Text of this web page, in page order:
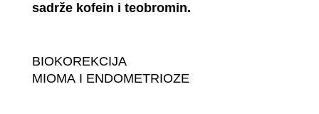
sadrže kofein i teobromin.
BIOKOREKCIJA
MIOMA I ENDOMETRIOZE